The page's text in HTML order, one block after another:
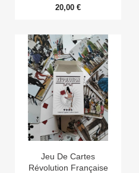
20,00 €
Jeu De Cartes
Révolution Française